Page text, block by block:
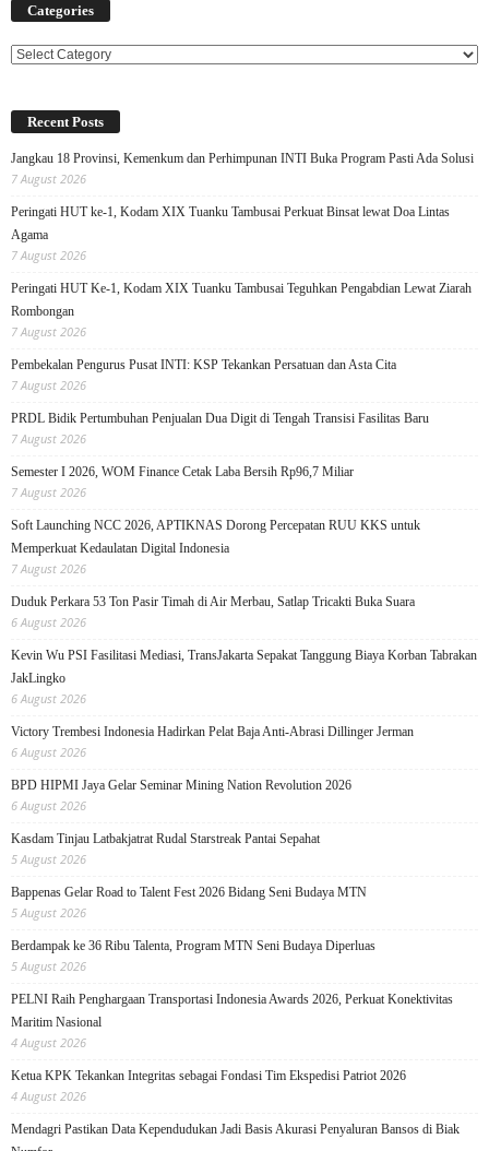
Categories
Categories
Recent Posts
Jangkau 18 Provinsi, Kemenkum dan Perhimpunan INTI Buka Program Pasti Ada Solusi
7 August 2026
Peringati HUT ke-1, Kodam XIX Tuanku Tambusai Perkuat Binsat lewat Doa Lintas
Agama
7 August 2026
Peringati HUT Ke-1, Kodam XIX Tuanku Tambusai Teguhkan Pengabdian Lewat Ziarah
Rombongan
7 August 2026
Pembekalan Pengurus Pusat INTI: KSP Tekankan Persatuan dan Asta Cita
7 August 2026
PRDL Bidik Pertumbuhan Penjualan Dua Digit di Tengah Transisi Fasilitas Baru
7 August 2026
Semester I 2026, WOM Finance Cetak Laba Bersih Rp96,7 Miliar
7 August 2026
Soft Launching NCC 2026, APTIKNAS Dorong Percepatan RUU KKS untuk
Memperkuat Kedaulatan Digital Indonesia
7 August 2026
Duduk Perkara 53 Ton Pasir Timah di Air Merbau, Satlap Tricakti Buka Suara
6 August 2026
Kevin Wu PSI Fasilitasi Mediasi, TransJakarta Sepakat Tanggung Biaya Korban Tabrakan
JakLingko
6 August 2026
Victory Trembesi Indonesia Hadirkan Pelat Baja Anti-Abrasi Dillinger Jerman
6 August 2026
BPD HIPMI Jaya Gelar Seminar Mining Nation Revolution 2026
6 August 2026
Kasdam Tinjau Latbakjatrat Rudal Starstreak Pantai Sepahat
5 August 2026
Bappenas Gelar Road to Talent Fest 2026 Bidang Seni Budaya MTN
5 August 2026
Berdampak ke 36 Ribu Talenta, Program MTN Seni Budaya Diperluas
5 August 2026
PELNI Raih Penghargaan Transportasi Indonesia Awards 2026, Perkuat Konektivitas
Maritim Nasional
4 August 2026
Ketua KPK Tekankan Integritas sebagai Fondasi Tim Ekspedisi Patriot 2026
4 August 2026
Mendagri Pastikan Data Kependudukan Jadi Basis Akurasi Penyaluran Bansos di Biak